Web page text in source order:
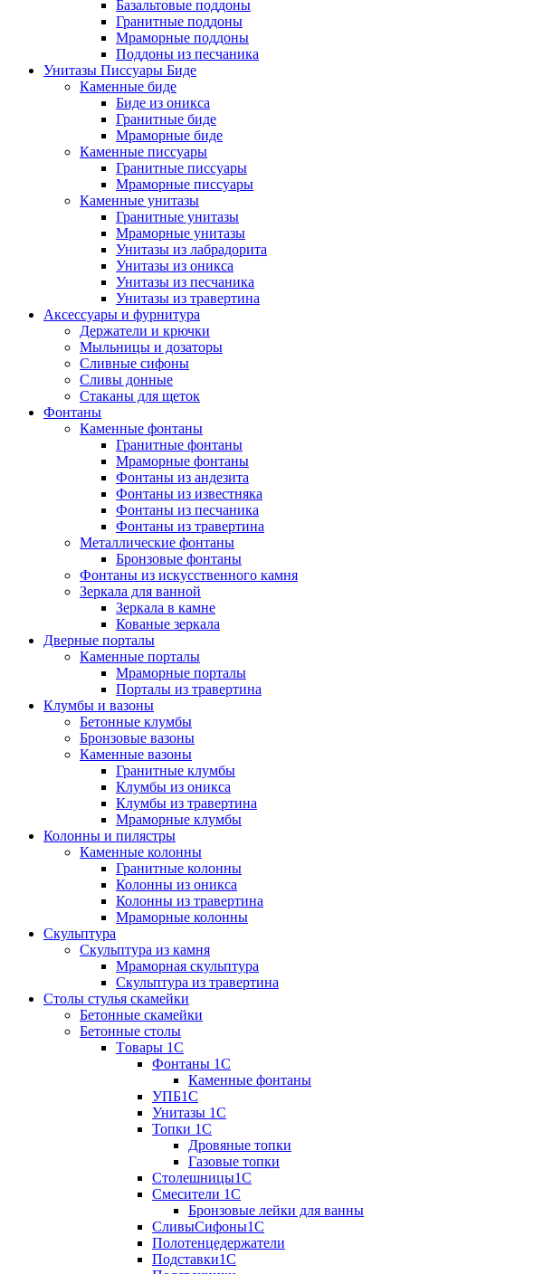
Базальтовые поддоны
Гранитные поддоны
Мраморные поддоны
Поддоны из песчаника
Унитазы Писсуары Биде
Каменные биде
Биде из оникса
Гранитные биде
Мраморные биде
Каменные писсуары
Гранитные писсуары
Мраморные писсуары
Каменные унитазы
Гранитные унитазы
Мраморные унитазы
Унитазы из лабрадорита
Унитазы из оникса
Унитазы из песчаника
Унитазы из травертина
Аксессуары и фурнитура
Держатели и крючки
Мыльницы и дозаторы
Сливные сифоны
Сливы донные
Стаканы для щеток
Фонтаны
Каменные фонтаны
Гранитные фонтаны
Мраморные фонтаны
Фонтаны из андезита
Фонтаны из известняка
Фонтаны из песчаника
Фонтаны из травертина
Металлические фонтаны
Бронзовые фонтаны
Фонтаны из искусственного камня
Зеркала для ванной
Зеркала в камне
Кованые зеркала
Дверные порталы
Каменные порталы
Мраморные порталы
Порталы из травертина
Клумбы и вазоны
Бетонные клумбы
Бронзовые вазоны
Каменные вазоны
Гранитные клумбы
Клумбы из оникса
Клумбы из травертина
Мраморные клумбы
Колонны и пилястры
Каменные колонны
Гранитные колонны
Колонны из оникса
Колонны из травертина
Мраморные колонны
Скульптура
Скульптура из камня
Мраморная скульптура
Скульптура из травертина
Столы стулья скамейки
Бетонные скамейки
Бетонные столы
Tовары 1C
Фонтаны 1C
Каменные фонтаны
УПБ1С
Унитазы 1С
Топки 1С
Дровяные топки
Газовые топки
Столешницы1С
Смесители 1С
Бронзовые лейки для ванны
СливыСифоны1С
Полотенцедержатели
Подставки1С